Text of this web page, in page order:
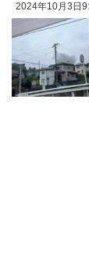
2024年10月3日